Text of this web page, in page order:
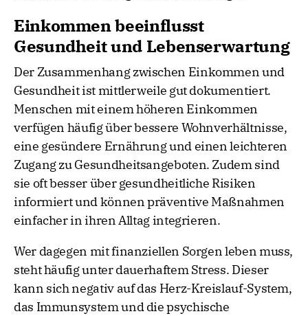
Einkommen beeinflusst
Gesundheit und Lebenserwartung
Der Zusammenhang zwischen Einkommen und
Gesundheit ist mittlerweile gut dokumentiert.
Menschen mit einem höheren Einkommen
verfügen häufig über bessere Wohnverhältnisse,
eine gesündere Ernährung und einen leichteren
Zugang zu Gesundheitsangeboten. Zudem sind
sie oft besser über gesundheitliche Risiken
informiert und können präventive Maßnahmen
einfacher in ihren Alltag integrieren.
Wer dagegen mit finanziellen Sorgen leben muss,
steht häufig unter dauerhaftem Stress. Dieser
kann sich negativ auf das Herz-Kreislauf-System,
das Immunsystem und die psychische